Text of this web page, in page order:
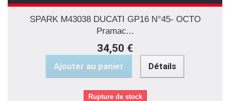
SPARK M43038 DUCATI GP16 N°45- OCTO
Pramac...
34,50 €
Ajouter au panier Détails
Rupture de stock